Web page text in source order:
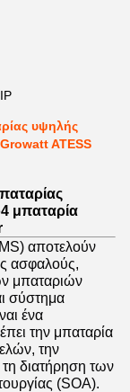
υψηλής
ATESS
μπαταρία
αποτελούν
ασφαλούς,
μπαταριών
σύστημα
ένα
την μπαταρία
την
διατήρηση των
(SOA).